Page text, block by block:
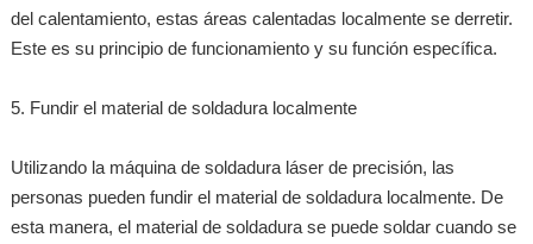
del calentamiento, estas áreas calentadas localmente se derretir.
Este es su principio de funcionamiento y su función específica.
5. Fundir el material de soldadura localmente
Utilizando la máquina de soldadura láser de precisión, las
personas pueden fundir el material de soldadura localmente. De
esta manera, el material de soldadura se puede soldar cuando se